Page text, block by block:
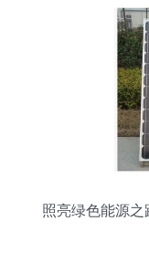
照亮绿色能源之